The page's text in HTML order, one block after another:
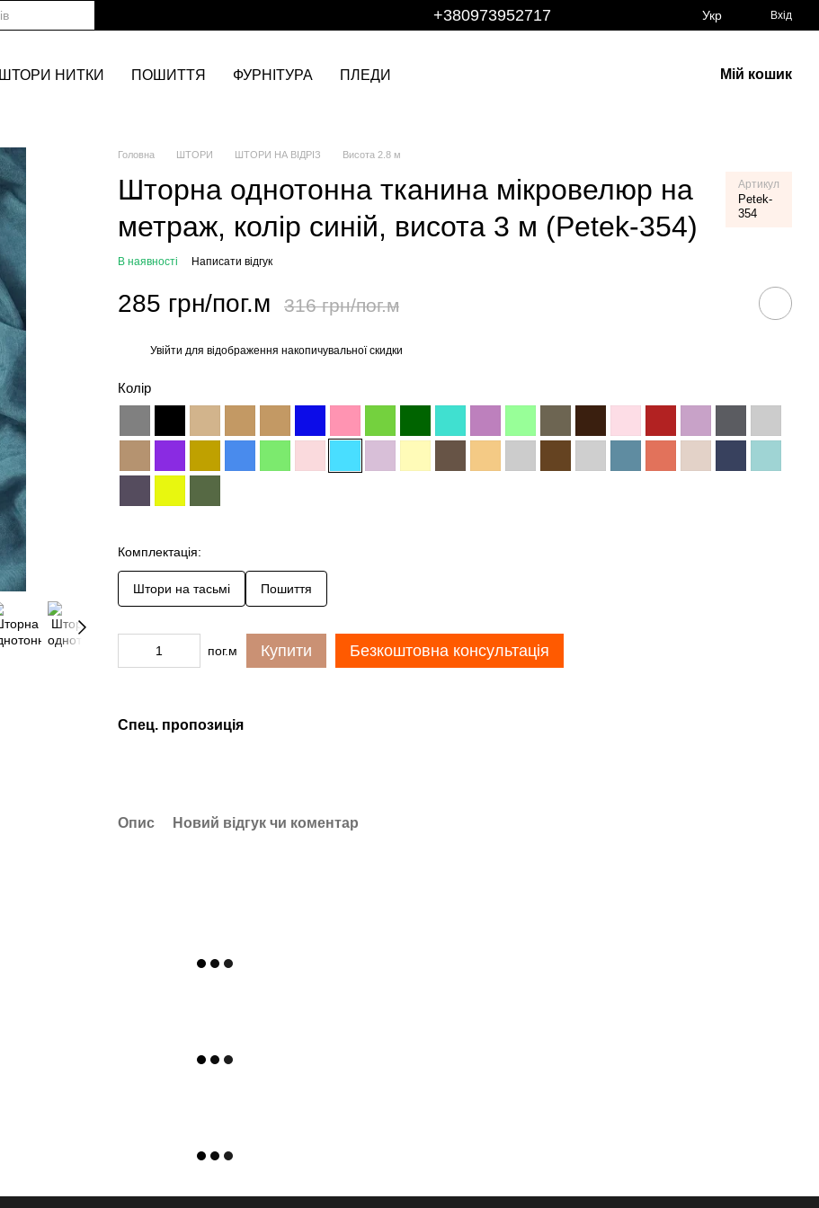
+380973952717 Укр Вхід
ШТОРИ НИТКИ ПОШИТТЯ ФУРНІТУРА ПЛЕДИ Мій кошик
Головна ШТОРИ ШТОРИ НА ВІДРІЗ Висота 2.8 м
Шторна однотонна тканина мікровелюр на
метраж, колір синій, висота 3 м (Petek-354)
Артикул
Petek-
354
В наявності Написати відгук
285 грн/пог.м 316 грн/пог.м
Увійти для відображення накопичувальної скидки
Колір
Комплектація:
Штори на тасьмі Пошиття
пог.м Купити Безкоштовна консультація
Спец. пропозиція
Опис Новий відгук чи коментар